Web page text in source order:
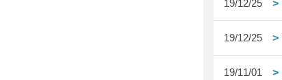
19/12/25
19/12/25
19/11/01